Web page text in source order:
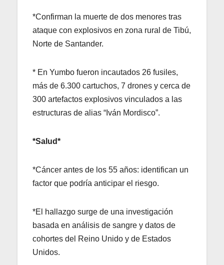
*Confirman la muerte de dos menores tras
ataque con explosivos en zona rural de Tibú,
Norte de Santander.
* En Yumbo fueron incautados 26 fusiles,
más de 6.300 cartuchos, 7 drones y cerca de
300 artefactos explosivos vinculados a las
estructuras de alias “Iván Mordisco”.
*Salud*
*Cáncer antes de los 55 años: identifican un
factor que podría anticipar el riesgo.
*El hallazgo surge de una investigación
basada en análisis de sangre y datos de
cohortes del Reino Unido y de Estados
Unidos.